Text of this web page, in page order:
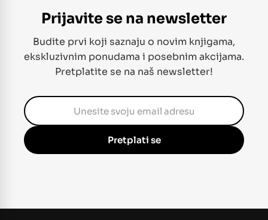
Prijavite se na newsletter
Budite prvi koji saznaju o novim knjigama,
ekskluzivnim ponudama i posebnim akcijama.
Pretplatite se na naš newsletter!
Pretplati se